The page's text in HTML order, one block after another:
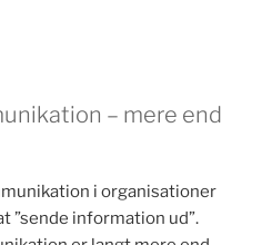
– mere end
i organisationer
”sende information ud”.